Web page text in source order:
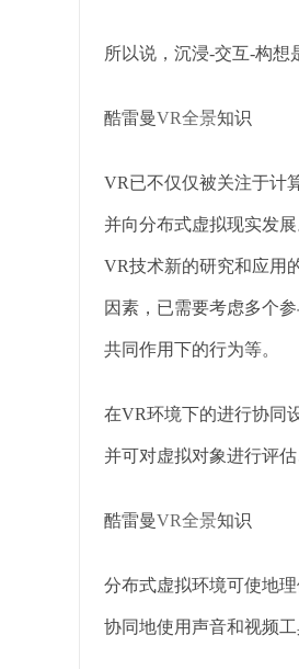
所以说，沉浸-交互-构想
酷雷曼VR全景知识
VR已不仅仅被关注于计
并向分布式虚拟现实发
VR技术新的研究和应用
因素，已需要考虑多个
共同作用下的行为等。
在VR环境下的进行协同
并可对虚拟对象进行评
酷雷曼VR全景知识
分布式虚拟环境可使地
协同地使用声音和视频